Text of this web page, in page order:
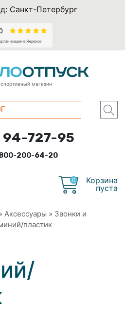
Санкт-Петербург
магазин
94-727-95
200-64-20
0
Корзина
пуста
Аксессуары » Звонки и
пластик